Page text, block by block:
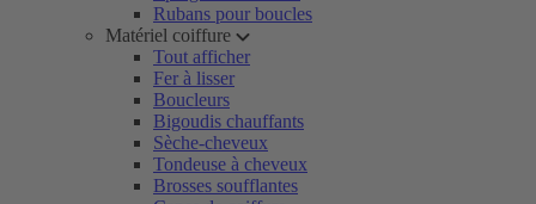
Rubans pour boucles
Matériel coiffure
Tout afficher
Fer à lisser
Boucleurs
Bigoudis chauffants
Sèche-cheveux
Tondeuse à cheveux
Brosses soufflantes